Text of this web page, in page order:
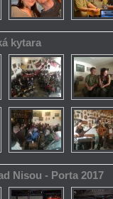
kytara
Nisou - Porta 2017